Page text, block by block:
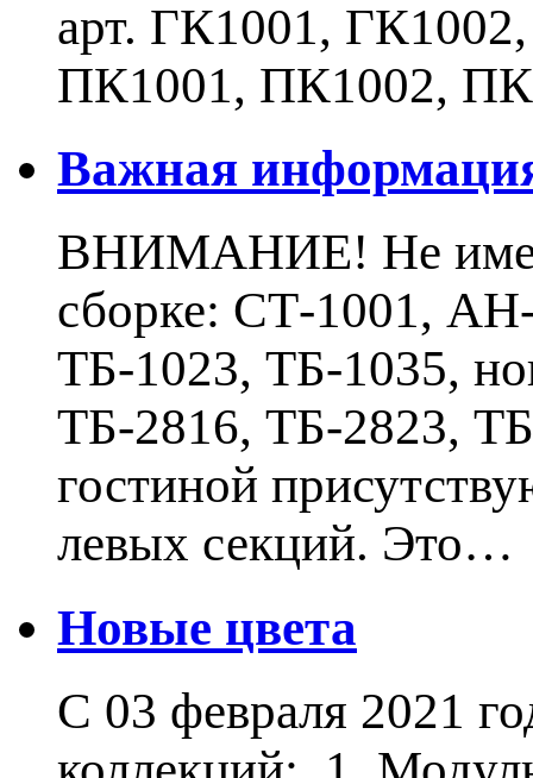
арт. ГК1001,
ПК1001, ПК1002,
Важная
ВНИМАНИЕ! Не
сборке: СТ-1001,
ТБ-1023, ТБ-1035,
ТБ-2816, ТБ-2823,
гостиной
левых секций. Это…
Новые цвета
С 03 февраля 2021